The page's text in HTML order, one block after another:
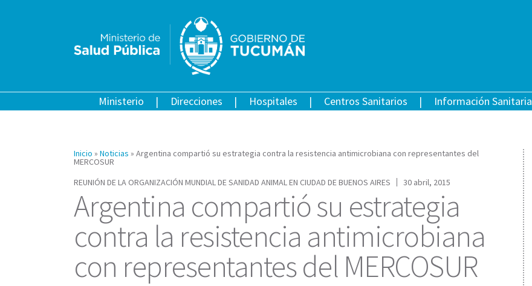
Ministerio Direcciones Hospitales Centros Sanitarios Información Sanitaria
Inicio » Noticias » Argentina compartió su estrategia contra la resistencia antimicrobiana con representantes del
MERCOSUR
REUNIÓN DE LA ORGANIZACIÓN MUNDIAL DE SANIDAD ANIMAL EN CIUDAD DE BUENOS AIRES
30 abril, 2015
Argentina compartió su estrategia
contra la resistencia antimicrobiana
con representantes del MERCOSUR